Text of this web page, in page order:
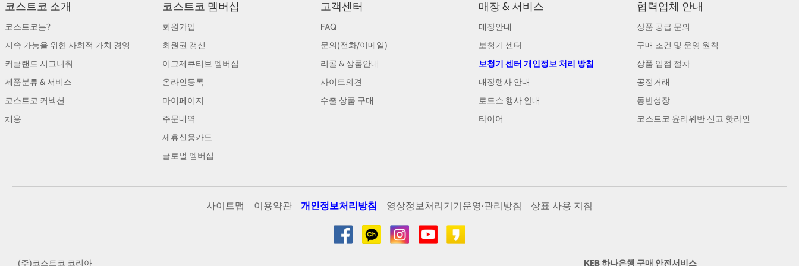
코스트코 소개
코스트코는?
지속 가능을 위한 사회적 가치 경영
커클랜드 시그니춰
제품분류 & 서비스
코스트코 커넥션
채용
코스트코 멤버십
회원가입
회원권 갱신
이그제큐티브 멤버십
온라인등록
마이페이지
주문내역
제휴신용카드
글로벌 멤버십
고객센터
FAQ
문의(전화/이메일)
리콜 & 상품안내
사이트의견
수출 상품 구매
매장 & 서비스
매장안내
보청기 센터
보청기 센터 개인정보 처리 방침
매장행사 안내
로드쇼 행사 안내
타이어
협력업체 안내
상품 공급 문의
구매 조건 및 운영 원칙
상품 입점 절차
공정거래
동반성장
코스트코 윤리위반 신고 핫라인
사이트맵 이용약관 개인정보처리방침 영상정보처리기기운영·관리방침 상표 사용 지침
(주)코스트코 코리아 KEB 하나은행 구매 안전서비스